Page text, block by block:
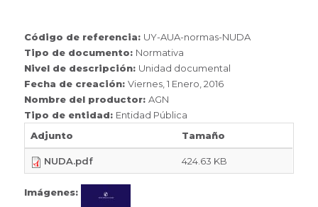
Código de referencia: UY-AUA-normas-NUDA
Tipo de documento: Normativa
Nivel de descripción: Unidad documental
Fecha de creación:Viernes, 1 Enero, 2016
Nombre del productor:AGN
Tipo de entidad: Entidad Pública
Adjunto
Tamaño
NUDA.pdf 424.63 KB
Imágenes: